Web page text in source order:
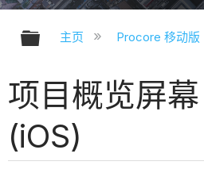
扩展/隐缩全局层
主页 Procore 移动版
项目概览屏
(iOS)